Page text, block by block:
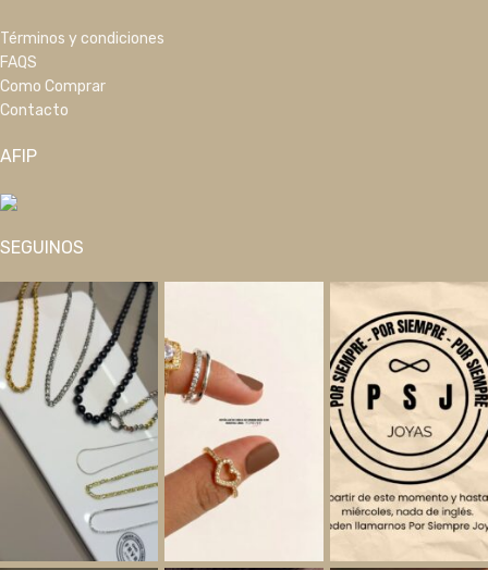
Términos y condiciones
FAQS
Como Comprar
Contacto
AFIP
SEGUINOS